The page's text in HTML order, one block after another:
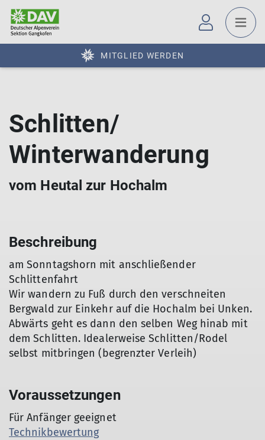
MITGLIED WERDEN
Schlitten/
Winterwanderung
vom Heutal zur Hochalm
Beschreibung
am Sonntagshorn mit anschließender
Schlittenfahrt
Wir wandern zu Fuß durch den verschneiten
Bergwald zur Einkehr auf die Hochalm bei Unken.
Abwärts geht es dann den selben Weg hinab mit
dem Schlitten. Idealerweise Schlitten/Rodel
selbst mitbringen (begrenzter Verleih)
Voraussetzungen
Für Anfänger geeignet
Technikbewertung